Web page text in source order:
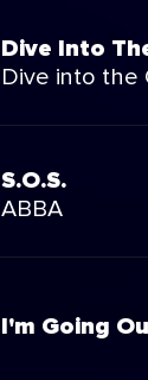
Dive Into
Dive into the
S.O.S.
ABBA
I'm Going